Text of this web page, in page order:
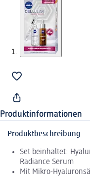
Produktinformationen
Produktbeschreibung
Set beinhaltet:
Radiance Serum
Mit Mikro-